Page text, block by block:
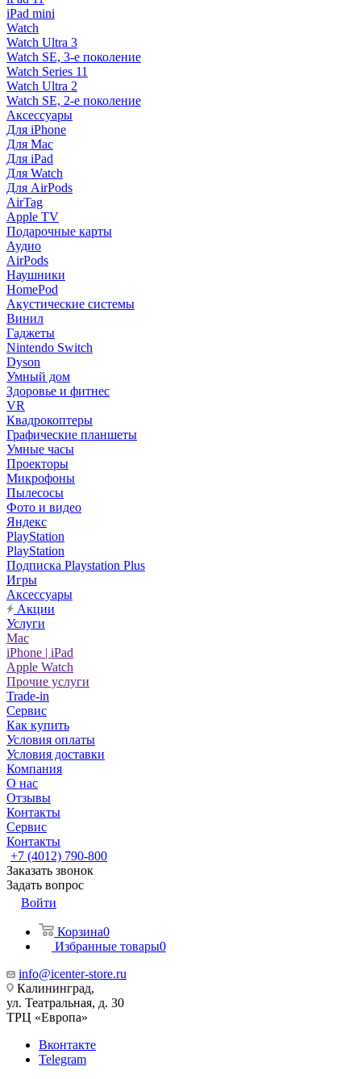
iPad mini
Watch
Watch Ultra 3
Watch SE, 3-е поколение
Watch Series 11
Watch Ultra 2
Watch SE, 2-е поколение
Аксессуары
Для iPhone
Для Mac
Для iPad
Для Watch
Для AirPods
AirTag
Apple TV
Подарочные карты
Аудио
AirPods
Наушники
HomePod
Акустические системы
Винил
Гаджеты
Nintendo Switch
Dyson
Умный дом
Здоровье и фитнес
VR
Квадрокоптеры
Графические планшеты
Умные часы
Проекторы
Микрофоны
Пылесосы
Фото и видео
Яндекс
PlayStation
PlayStation
Подписка Playstation Plus
Игры
Аксессуары
Акции
Услуги
Mac
iPhone | iPad
Apple Watch
Прочие услуги
Trade-in
Сервис
Как купить
Условия оплаты
Условия доставки
Компания
О нас
Отзывы
Контакты
Сервис
Контакты
+7 (4012) 790-800
Заказать звонок
Задать вопрос
Войти
Корзина0
Избранные товары0
info@icenter-store.ru
Калининград,
ул. Театральная, д. 30
ТРЦ «Европа»
Вконтакте
Telegram